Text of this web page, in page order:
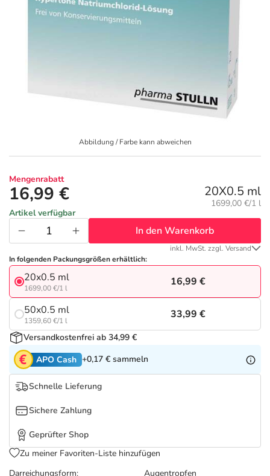
Liebe & Erotik
Natur & Homöopathie
Sanitätshaus
Sport & Fitness
Tierapotheke
Vitamine & Mineralstoffe
Marken
Summer SALE
Sonnenpflege
Sommerpflege für Haar und Kopfhaut
Täglich gut versorgt
Fragen und Antworten
Ratgeber
E-Rezept App
Eucerin Deals
Nattermann Deals
R(h)ein Nutrition Deals
Refluthin, Lasea & Carmenthin Deals
Salus Deals
Abbildung / Farbe kann abweichen
Darreichungsform:
Augentropfen
Mengenrabatt
16,99 € 20X0.5 ml
Grundpreis:
1699,00 €/1 l
Artikel verfügbar
In den Warenkorb
inkl. MwSt. zzgl. Versand
In folgenden Packungsgrößen erhältlich:
20x0.5 ml
1699,00 €/1 l
16,99 €
50x0.5 ml
1359,60 €/1 l
33,99 €
Versandkostenfrei ab 34,99 €
APO Cash +0,17 € sammeln
Schnelle Lieferung
Sichere Zahlung
Geprüfter Shop
Zu meiner Favoriten-Liste hinzufügen